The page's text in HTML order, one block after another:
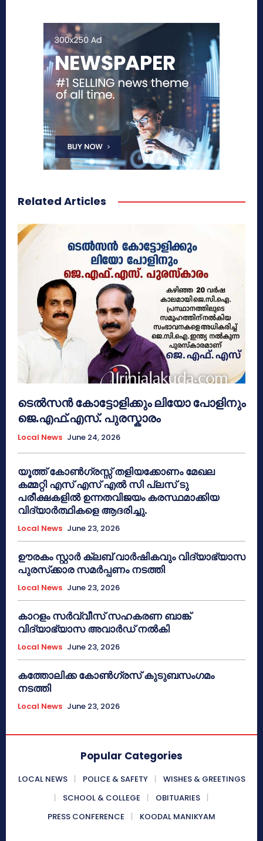
Related Articles
ടെൽസൻ കോട്ടോളിക്കും ലിയോ പോളിനും
ജെ.എഫ്.എസ്. പുരസ്കാരം
Local News June 24, 2026
യൂത്ത് കോൺഗ്രസ്സ് തളിയക്കോണം മേഖല
കമ്മറ്റി എസ് എസ് എൽ സി പ്ലസ് ടു
പരീക്ഷകളിൽ ഉന്നതവിജയം കരസ്ഥമാക്കിയ
വിദ്യാർത്ഥികളെ ആദരിച്ചു.
Local News June 23, 2026
ഊരകം സ്റ്റാർ ക്ലബ് വാർഷികവും വിദ്യാഭ്യാസ
പുരസ്‌ക്കാര സമർപ്പണം നടത്തി
Local News June 23, 2026
കാറളം സർവ്വീസ് സഹകരണ ബാങ്ക്
വിദ്യാഭ്യാസ അവാർഡ് നൽകി
Local News June 23, 2026
കത്തോലിക്ക കോൺഗ്രസ് കുടുബസംഗമം
നടത്തി
Local News June 23, 2026
Popular Categories
LOCAL NEWS POLICE & SAFETY
WISHES & GREETINGS
SCHOOL & COLLEGE
OBITUARIES
PRESS CONFERENCE
KOODAL MANIKYAM